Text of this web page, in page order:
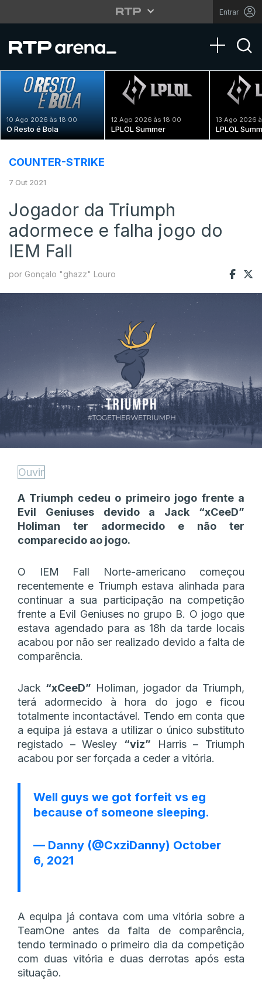
Entrar
Toggle
10 Ago 2026 às 18:00
O Resto é Bola
12 Ago 2026 às 18:00
LPLOL Summer
13 Ago 2026
LPLOL
COUNTER-STRIKE
7 Out 2021
Jogador da Triumph
adormece e falha jogo do
IEM Fall
por Gonçalo "ghazz" Louro
Ouvir
A Triumph cedeu o primeiro jogo frente a
Evil Geniuses devido a Jack “xCeeD”
Holiman ter adormecido e não ter
comparecido ao jogo.
O IEM Fall Norte-americano começou
recentemente e Triumph estava alinhada para
continuar a sua participação na competição
frente a Evil Geniuses no grupo B. O jogo que
estava agendado para as 18h da tarde locais
acabou por não ser realizado devido a falta de
comparência.
Jack “xCeeD” Holiman, jogador da Triumph,
terá adormecido à hora do jogo e ficou
totalmente incontactável. Tendo em conta que
a equipa já estava a utilizar o único substituto
registado – Wesley “viz” Harris – Triumph
acabou por ser forçada a ceder a vitória.
Well guys we got forfeit vs eg
because of someone sleeping.
— Danny (@CxziDanny) October
6, 2021
A equipa já contava com uma vitória sobre a
TeamOne antes da falta de comparência,
tendo terminado o primeiro dia da competição
com duas vitória e duas derrotas após esta
situação.